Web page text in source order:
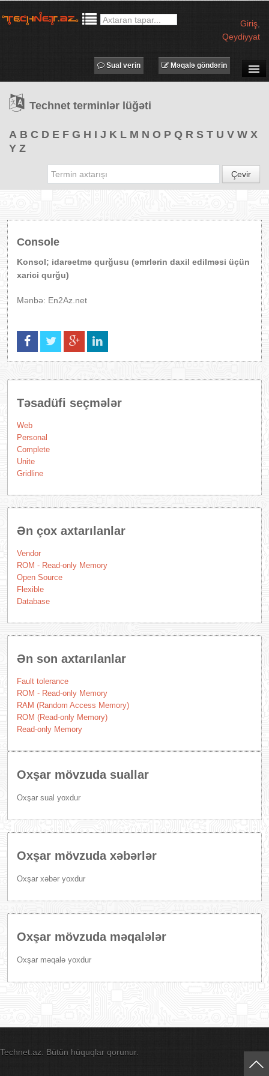
Giriş
Qeydiyyat
TƏDBİRLƏR
PROQRAMLAR
Məqalə göndərin
Sual verin
Technet terminlər lüğəti
A B C D E F G H I J K L M N O P Q R S T U V W X
Y Z
Çevir
Console
Konsol; idarəetmə qurğusu (əmrlərin daxil edilməsi üçün
xarici qurğu)
Mənbə: En2Az.net
Təsadüfi seçmələr
Web
Personal
Complete
Unite
Gridline
Ən çox axtarılanlar
Vendor
ROM - Read-only Memory
Open Source
Flexible
Database
Ən son axtarılanlar
Fault tolerance
ROM - Read-only Memory
RAM (Random Access Memory)
ROM (Read-only Memory)
Read-only Memory
Oxşar mövzuda suallar
Oxşar sual yoxdur
Oxşar mövzuda xəbərlər
Oxşar xəbər yoxdur
Oxşar mövzuda məqalələr
Oxşar məqalə yoxdur
Technet.az. Bütün hüquqlar qorunur.